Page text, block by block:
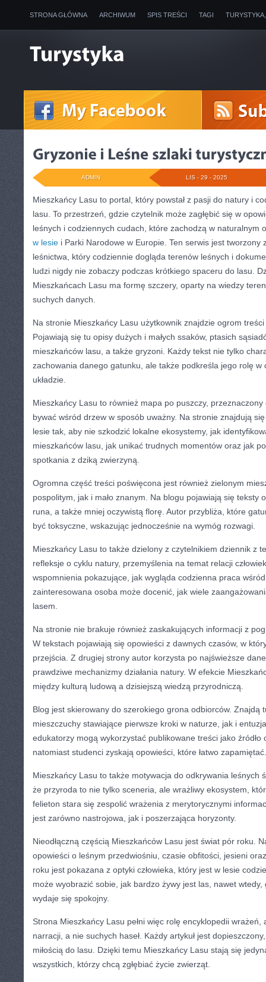
STRONA GŁÓWNA ARCHIWUM SPIS TREŚCI TAGI
LIS - 29 - 2025
ADMIN
Mieszkańcy Lasu to portal, który powstał z pasji do natury i
lasu. To przestrzeń, gdzie czytelnik może zagłębić się w
leśnych i codziennych cudach, które zachodzą w naturalnym
w lesie i Parki Narodowe w Europie. Ten serwis jest tworzony
leśnictwa, który codziennie dogląda terenów leśnych i
ludzi nigdy nie zobaczy podczas krótkiego spaceru do lasu.
Mieszkańcach Lasu ma formę szczery, oparty na wiedzy
suchych danych.
Na stronie Mieszkańcy Lasu użytkownik znajdzie ogrom
Pojawiają się tu opisy dużych i małych ssaków, ptasich
mieszkańców lasu, a także gryzoni. Każdy tekst nie tylko
zachowania danego gatunku, ale także podkreśla jego rolę w
układzie.
Mieszkańcy Lasu to również mapa po puszczy,
bywać wśród drzew w sposób uważny. Na stronie znajdują
lesie tak, aby nie szkodzić lokalne ekosystemy, jak
mieszkańców lasu, jak unikać trudnych momentów oraz jak
spotkania z dziką zwierzyną.
Ogromna część treści poświęcona jest również zielonym
pospolitym, jak i mało znanym. Na blogu pojawiają się teksty
runa, a także mniej oczywistą florę. Autor przybliża, które
być toksyczne, wskazując jednocześnie na wymóg rozwagi.
Mieszkańcy Lasu to także dzielony z czytelnikiem dziennik z
refleksje o cyklu natury, przemyślenia na temat relacji
wspomnienia pokazujące, jak wygląda codzienna praca
zainteresowana osoba może docenić, jak wiele
lasem.
Na stronie nie brakuje również zaskakujących informacji z
W tekstach pojawiają się opowieści z dawnych czasów, w
przejścia. Z drugiej strony autor korzysta po najświeższe
prawdziwe mechanizmy działania natury. W efekcie
między kulturą ludową a dzisiejszą wiedzą przyrodniczą.
Blog jest skierowany do szerokiego grona odbiorców. Znajdą
mieszczuchy stawiające pierwsze kroki w naturze, jak i
edukatorzy mogą wykorzystać publikowane treści jako źródło
natomiast studenci zyskają opowieści, które łatwo zapamiętać.
Mieszkańcy Lasu to także motywacja do odkrywania leśnych
że przyroda to nie tylko sceneria, ale wrażliwy ekosystem,
felieton stara się zespolić wrażenia z merytorycznymi
jest zarówno nastrojowa, jak i poszerzająca horyzonty.
Nieodłączną częścią Mieszkańców Lasu jest świat pór roku.
opowieści o leśnym przedwiośniu, czasie obfitości, jesieni
roku jest pokazana z optyki człowieka, który jest w lesie
może wyobrazić sobie, jak bardzo żywy jest las, nawet
wydaje się spokojny.
Strona Mieszkańcy Lasu pełni więc rolę encyklopedii
narracji, a nie suchych haseł. Każdy artykuł jest
miłością do lasu. Dzięki temu Mieszkańcy Lasu stają się
wszystkich, którzy chcą zgłębiać życie zwierząt.